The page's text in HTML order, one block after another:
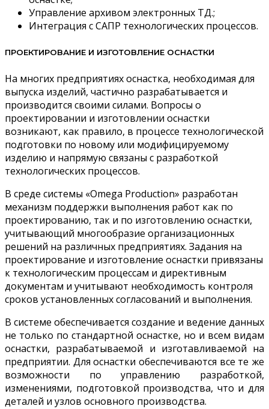
Управление архивом электронных ТД.;
Интеграция с САПР технологических процессов.
ПРОЕКТИРОВАНИЕ И ИЗГОТОВЛЕНИЕ ОСНАСТКИ
На многих предприятиях оснастка, необходимая для
выпуска изделий, частично разрабатывается и
производится своими силами. Вопросы о
проектировании и изготовлении оснастки
возникают, как правило, в процессе технологической
подготовки по новому или модифицируемому
изделию и напрямую связаны с разработкой
технологических процессов.
В среде системы «Omega Production» разработан
механизм поддержки выполнения работ как по
проектированию, так и по изготовлению оснастки,
учитывающий многообразие организационных
решений на различных предприятиях. Задания на
проектирование и изготовление оснастки привязаны
к технологическим процессам и директивным
документам и учитывают необходимость контроля
сроков установленных согласований и выполнения.
В системе обеспечивается создание и ведение данных
не только по стандартной оснастке, но и всем видам
оснастки, разрабатываемой и изготавливаемой на
предприятии. Для оснастки обеспечиваются все те же
возможности по управлению разработкой,
изменениями, подготовкой производства, что и для
деталей и узлов основного производства.